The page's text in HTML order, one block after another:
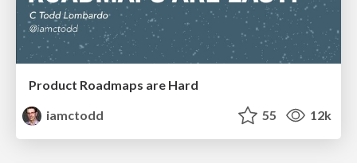
Product Roadmaps are Hard
iamctodd
55 12k